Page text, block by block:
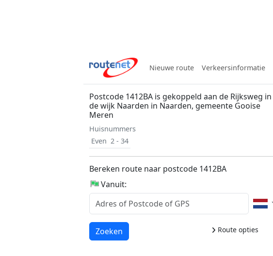
Nieuwe route Verkeersinformatie
Postcode 1412BA is gekoppeld aan de Rijksweg in
de wijk Naarden in Naarden, gemeente Gooise
Meren
Huisnummers
Even 2 - 34
Bereken route naar postcode 1412BA
Vanuit:
Route opties
Laden...
Zoeken